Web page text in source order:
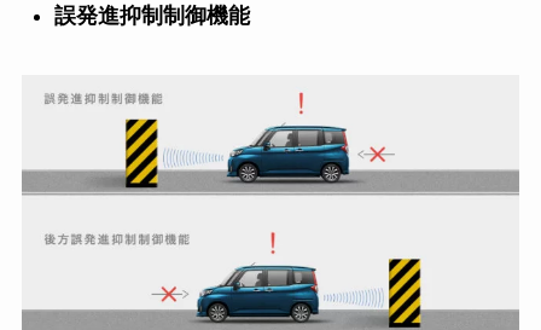
誤発進抑制制御機能